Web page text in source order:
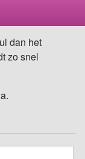
dan het
zo snel